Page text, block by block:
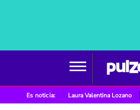
Es noticia: Laura Valentina Lozano